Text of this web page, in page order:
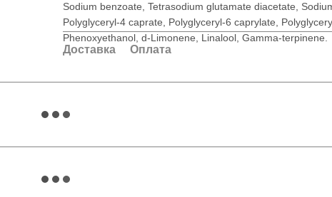
Sodium benzoate, Tetrasodium glutamate diacetate,
Polyglyceryl-4 caprate, Polyglyceryl-6 caprylate,
Phenoxyethanol, d-Limonene, Linalool, Gamma-terpinene.
Доставка Оплата